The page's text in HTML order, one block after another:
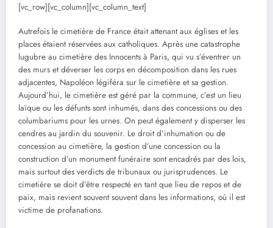
[vc_row][vc_column][vc_column_text]
Autrefois le cimetière de France était attenant aux églises et les
places étaient réservées aux catholiques. Après une catastrophe
lugubre au cimetière des Innocents à Paris, qui vu s’éventrer un
des murs et déverser les corps en décomposition dans les rues
adjacentes, Napoléon légiféra sur le cimetière et sa gestion.
Aujourd’hui, le cimetière est géré par la commune, c’est un lieu
laïque ou les défunts sont inhumés, dans des concessions ou des
columbariums pour les urnes. On peut également y disperser les
cendres au jardin du souvenir. Le droit d’inhumation ou de
concession au cimetière, la gestion d’une concession ou la
construction d’un monument funéraire sont encadrés par des lois,
mais surtout des verdicts de tribunaux ou jurisprudences. Le
cimetière se doit d’être respecté en tant que lieu de repos et de
paix, mais revient souvent souvent dans les informations, où il est
victime de profanations.